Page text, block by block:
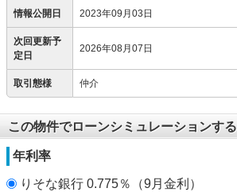
情報公開日 2023年09月03日
次回更新予
定日
2026年08月07日
取引態様 仲介
この物件でローンシミュレーションする
年利率
りそな銀行 0.775％（9月金利）